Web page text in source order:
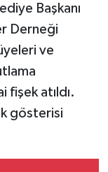
Başkanı
Derneği
ve
fişek atıldı.
gösterisi